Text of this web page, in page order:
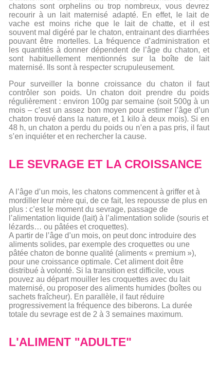
chatons sont orphelins ou trop nombreux, vous devrez
recourir à un lait maternisé adapté. En effet, le lait de
vache est moins riche que le lait de chatte, et il est
souvent mal digéré par le chaton, entrainant des diarrhées
pouvant être mortelles. La fréquence d’administration et
les quantités à donner dépendent de l’âge du chaton, et
sont habituellement mentionnés sur la boîte de lait
maternisé. Ils sont à respecter scrupuleusement.
Pour surveiller la bonne croissance du chaton il faut
contrôler son poids. Un chaton doit prendre du poids
régulièrement : environ 100g par semaine (soit 500g à un
mois – c’est unassez bon moyen pour estimer l’âge d’un
chaton trouvé dans la nature, et 1 kilo à deux mois). Si en
48 h, un chaton a perdu du poids ou n’en a pas pris, il faut
s’en inquiéter et en rechercher la cause.
LE SEVRAGE ET LA CROISSANCE
A l’âge d’un mois, les chatons commencent à griffer et à
mordiller leur mère qui, de ce fait, les repousse de plus en
plus : c’est le moment du sevrage, passage de
l’alimentation liquide (lait) à l’alimentation solide (souris et
lézards… ou pâtées et croquettes).
A partir de l’âge d’un mois, on peut donc introduire des
aliments solides, par exemple des croquettes ou une
pâtée chaton de bonne qualité (aliments « premium »),
pour une croissance optimale. Cet aliment doit être
distribué à volonté. Si la transition est difficile, vous
pouvez au départ mouiller les croquettes avec du lait
maternisé, ou proposer des aliments humides (boîtes ou
sachets fraîcheur). En parallèle, il faut réduire
progressivement la fréquence des biberons. La durée
totale du sevrage est de 2 à 3 semaines maximum.
L'ALIMENT "ADULTE"